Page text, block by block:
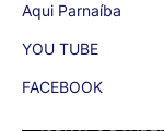
Aqui Parnaíba
YOU TUBE
FACEBOOK